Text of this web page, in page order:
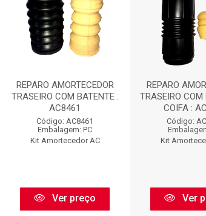
REPARO AMORTECEDOR
TRASEIRO COM BATENTE :
AC8461
Código: AC8461
Embalagem: PC
Kit Amortecedor AC
Ver preço
REPARO
TRASEIRO COM
COIFA :
Código:
Kit
Ver